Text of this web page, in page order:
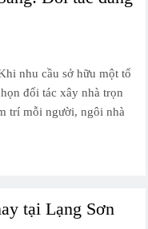
nhu cầu sở hữu một tổ
đối tác xây nhà trọn
trí mỗi người, ngôi nhà
tại Lạng Sơn